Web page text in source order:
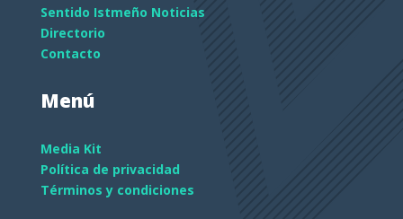
Sentido Istmeño Noticias
Directorio
Contacto
Menú
Media Kit
Política de privacidad
Términos y condiciones